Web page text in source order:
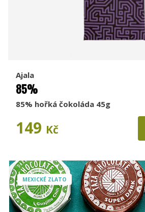
Ajala
85%
85% hořká čokoláda 45g
149 Kč
MEXICKÉ ZLATO